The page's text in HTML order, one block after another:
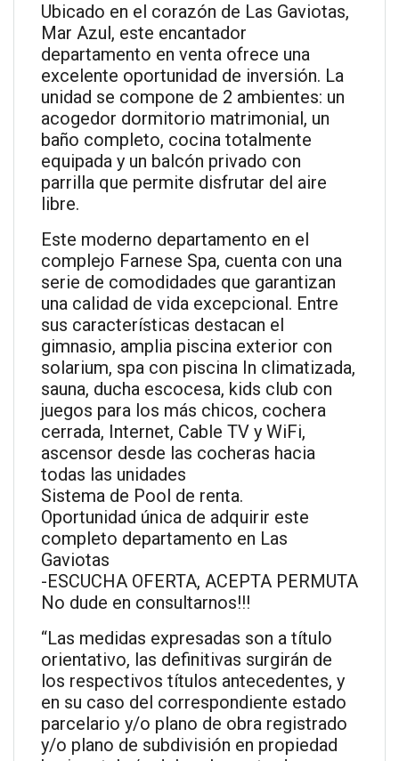
Ubicado en el corazón de Las Gaviotas,
Mar Azul, este encantador
departamento en venta ofrece una
excelente oportunidad de inversión. La
unidad se compone de 2 ambientes: un
acogedor dormitorio matrimonial, un
baño completo, cocina totalmente
equipada y un balcón privado con
parrilla que permite disfrutar del aire
libre.
Este moderno departamento en el
complejo Farnese Spa, cuenta con una
serie de comodidades que garantizan
una calidad de vida excepcional. Entre
sus características destacan el
gimnasio, amplia piscina exterior con
solarium, spa con piscina In climatizada,
sauna, ducha escocesa, kids club con
juegos para los más chicos, cochera
cerrada, Internet, Cable TV y WiFi,
ascensor desde las cocheras hacia
todas las unidades
Sistema de Pool de renta.
Oportunidad única de adquirir este
completo departamento en Las
Gaviotas
-ESCUCHA OFERTA, ACEPTA PERMUTA
No dude en consultarnos!!!
“Las medidas expresadas son a título
orientativo, las definitivas surgirán de
los respectivos títulos antecedentes, y
en su caso del correspondiente estado
parcelario y/o plano de obra registrado
y/o plano de subdivisión en propiedad